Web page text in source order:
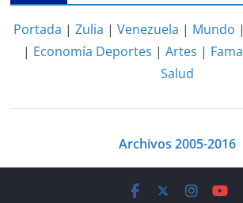
Portada | Zulia | Venezuela | Mundo |
| Economía Deportes | Artes | Fama
Salud
Archivos 2005-2016